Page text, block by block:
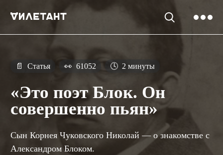
📄 Статья 👀 61052 🕓 2 минуты
«Это поэт Блок. Он
совершенно пьян»
Сын Корнея Чуковского Николай — о знакомстве с
Александром Блоком.